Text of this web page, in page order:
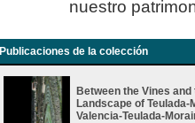
nuestro
Publicaciones de la colección
Between the Vines
Landscape of
Valencia-Teulada-